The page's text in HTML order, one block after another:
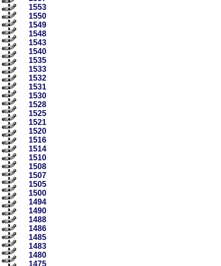
1553
1550
1549
1548
1543
1540
1535
1533
1532
1531
1530
1528
1525
1521
1520
1516
1514
1510
1508
1507
1505
1500
1494
1490
1488
1486
1485
1483
1480
1475